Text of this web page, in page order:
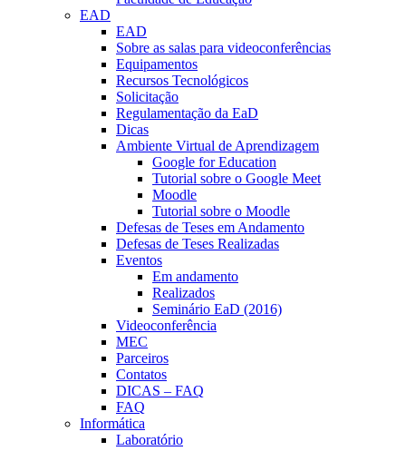
EAD
EAD
Sobre as salas para videoconferências
Equipamentos
Recursos Tecnológicos
Solicitação
Regulamentação da EaD
Dicas
Ambiente Virtual de Aprendizagem
Google for Education
Tutorial sobre o Google Meet
Moodle
Tutorial sobre o Moodle
Defesas de Teses em Andamento
Defesas de Teses Realizadas
Eventos
Em andamento
Realizados
Seminário EaD (2016)
Videoconferência
MEC
Parceiros
Contatos
DICAS – FAQ
FAQ
Informática
Laboratório